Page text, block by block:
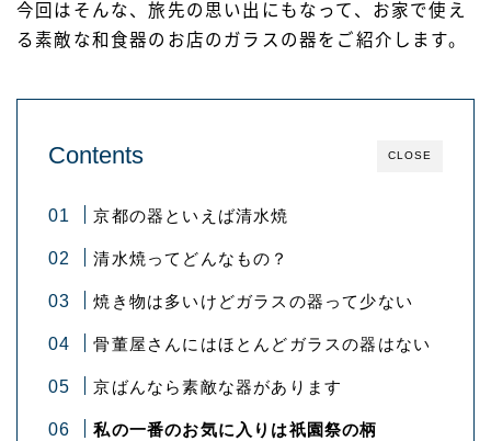
今回はそんな、旅先の思い出にもなって、お家で使え
る素敵な和食器のお店のガラスの器をご紹介します。
CLOSE
Contents
京都の器といえば清水焼
清水焼ってどんなもの？
焼き物は多いけどガラスの器って少ない
骨董屋さんにはほとんどガラスの器はない
京ばんなら素敵な器があります
私の一番のお気に入りは祇園祭の柄